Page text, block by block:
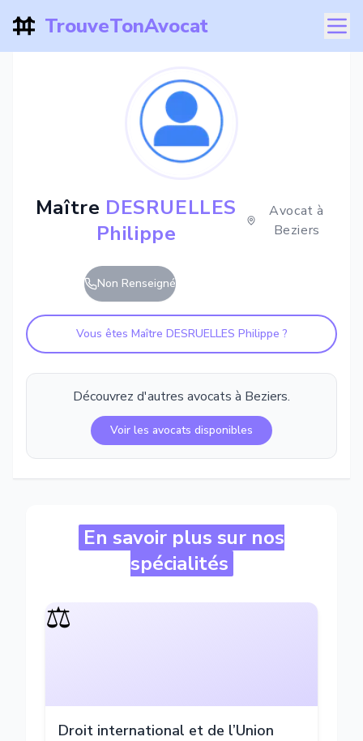
TrouveTonAvocat
Maître DESRUELLES
Philippe
Avocat à
Beziers
Non Renseigné
Vous êtes Maître DESRUELLES Philippe ?
Découvrez d'autres avocats à Beziers.
Voir les avocats disponibles
En savoir plus sur nos
spécialités
⚖️
Droit international et de l’Union